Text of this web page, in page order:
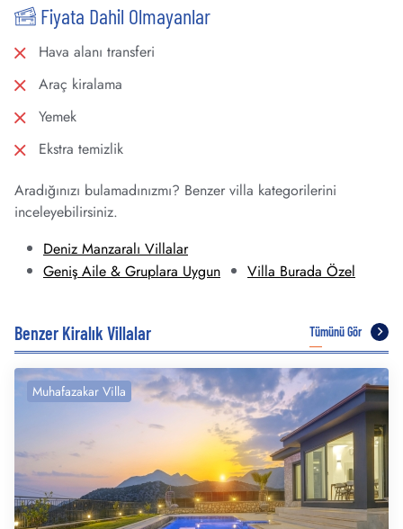
Fiyata Dahil Olmayanlar
Hava alanı transferi
Araç kiralama
Yemek
Ekstra temizlik
Aradığınızı bulamadınızmı? Benzer villa kategorilerini
inceleyebilirsiniz.
Deniz Manzaralı Villalar
Geniş Aile & Gruplara Uygun
Villa Burada Özel
Benzer Kiralık Villalar Tümünü Gör
Muhafazakar Villa